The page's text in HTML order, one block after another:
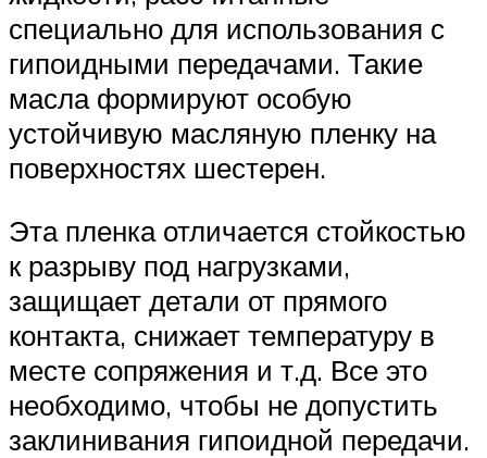
специально для использования с
гипоидными передачами. Такие
масла формируют особую
устойчивую масляную пленку на
поверхностях шестерен.
Эта пленка отличается стойкостью
к разрыву под нагрузками,
защищает детали от прямого
контакта, снижает температуру в
месте сопряжения и т.д. Все это
необходимо, чтобы не допустить
заклинивания гипоидной передачи.